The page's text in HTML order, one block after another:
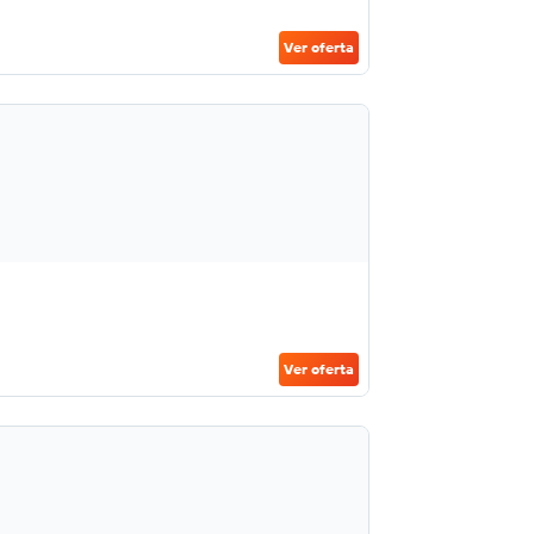
Ver oferta
Ver oferta